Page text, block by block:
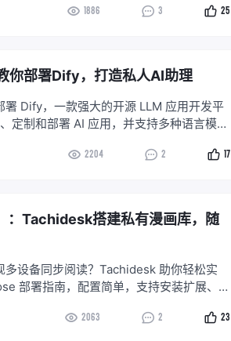
！ 快来体验DD重装的乐趣，评论区分享你的成果！
1886 3 25
你部署Dify，打造私人AI助理
Dify，一款强大的开源 LLM 应用开发平
定制和部署 AI 应用，并支持多种语言模型
2204 2 17
：Tachidesk搭建私有漫画库，随
设备同步阅读？Tachidesk 助你轻松实
部署指南，配置简单，支持安装扩展、远
2063 2 23